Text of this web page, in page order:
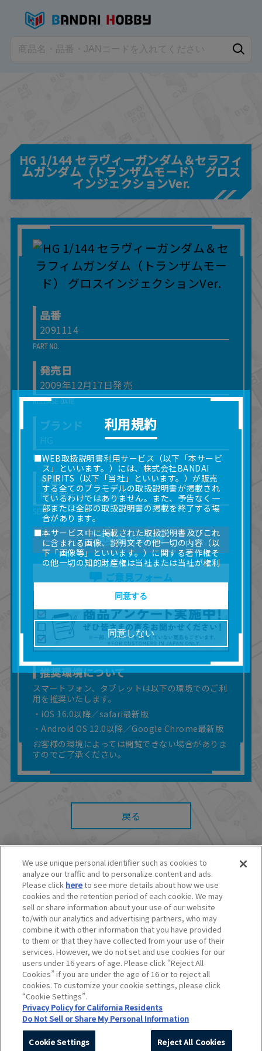
HG 1/144 セラヴィーガンダム＆セラフィ
ムガンダム（トランザムモード） グロス
インジェクションVer.
品番
2091114
発売日
2009年12月17日発売
ブランド
HG
作品
機動戦士ガンダム00
取扱説明書
ご意見フォーム
推奨環境について
スマートフォン、タブレットは以下の環境でのご利
用を推奨いたします。
・iOS 16.0以降／safari最新版
・Android OS 12.0以降／Google Chrome最新版
お客様の環境によっては閲覧できない場合がありま
すのでご了承ください。
戻る
© BANDAI SPIRITS CO.,LTD. ALL RIGHTS RESERVED.
©創通・サンライズ ©創通・サンライズ・MBS
©SOTSU・SUNRISE ©SOTSU・SUNRISE・MBS
©Nintendo・Creatures・GAME FREAK・TV Tokyo・ShoPro・JR Kikaku
©Pokémon
©Pokémon. ©Nintendo/Creatures Inc./GAME FREAK inc.
このホームページに掲載されている全ての画像、文章、データなどの無断
転用、転載をお断りします。
Unauthorized use or reproduction of materials contained in this page
is strictly prohibited.
Do Not Sell or Share My Personal Information
We use unique personal identifier such as cookies to
analyze our traffic and to personalize content and ads.
Please click hereto see more details about how we use
cookies and the retention period of each cookie. We may
sell or share information about your use of our website
to/with our analytics and advertising partners, who may
combine it with other information that you have provided
to them or that they have collected from your use of their
services. However, we do not set and use cookies for our
users under 16 years of age. Please click “Reject All
Cookies” if you are under the age of 16 or to reject all
cookies. To customize your cookie settings, please click
“Cookie Settings”.
Privacy Policy for California Residents
Do Not Sell or Share My Personal Information
Cookie Settings Reject All Cookies
利用規約
■WEB取扱説明書利用サービス（以下「本サービ
ス」といいます。）には、株式会社BANDAI
SPIRITS（以下「当社」といいます。）が販売
する全てのプラモデルの取扱説明書が掲載され
ているわけではありません。また、予告なく一
部または全部の取扱説明書の掲載を終了する場
合があります。
■本サービス中に掲載された取扱説明書及びこれ
に含まれる画像、説明文その他一切の内容（以
下「画像等」といいます。）に関する著作権そ
の他一切の知的財産権は当社または当社が権利
の許諾を受ける第三者に帰属します。
使用（本サービス内の意見投稿の目的での画像
等の利用を含みます。）を超えて使用（複製、
複写、改変、掲示、頒布、配信、販売、出版等
を含むがこれに限りません。）することは禁止
いたします。
■掲載している取扱説明書は、お客様が購入され
た商品に同梱されたものと異なる場合がありま
す。
■対象商品仕様の変更などにより、取扱説明書の
内容は予告なく変更される場合があります。
■当社は、取扱説明書の正確性確保に努めており
ますが、取扱説明書の完全性を保証するもので
はありません。
■お客様のご利用環境によっては、本サービスを
ご利用いただけない場合があります。
■本サービスを利用したこと、または利用できな
かったことにより利用者に何らかの損害が生じ
ューターウィルスに起因する障害を含みま
す。）等が生じたとしても、当社は何らの責任
更または停止することがあります。また当社
は、本サービスの提供を終了することがありま
す。
■本サービスのご利用にあたり、ウェブサイトご
利用条件およびその他別途当社が定める規約が
ある場合、これらに従ってご利用ください。
同意しない
同意する